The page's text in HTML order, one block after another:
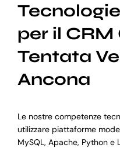
per il
Tentata
Ancona
Le nostre competenze
utilizzare piattaforme
MySQL, Apache, Python e